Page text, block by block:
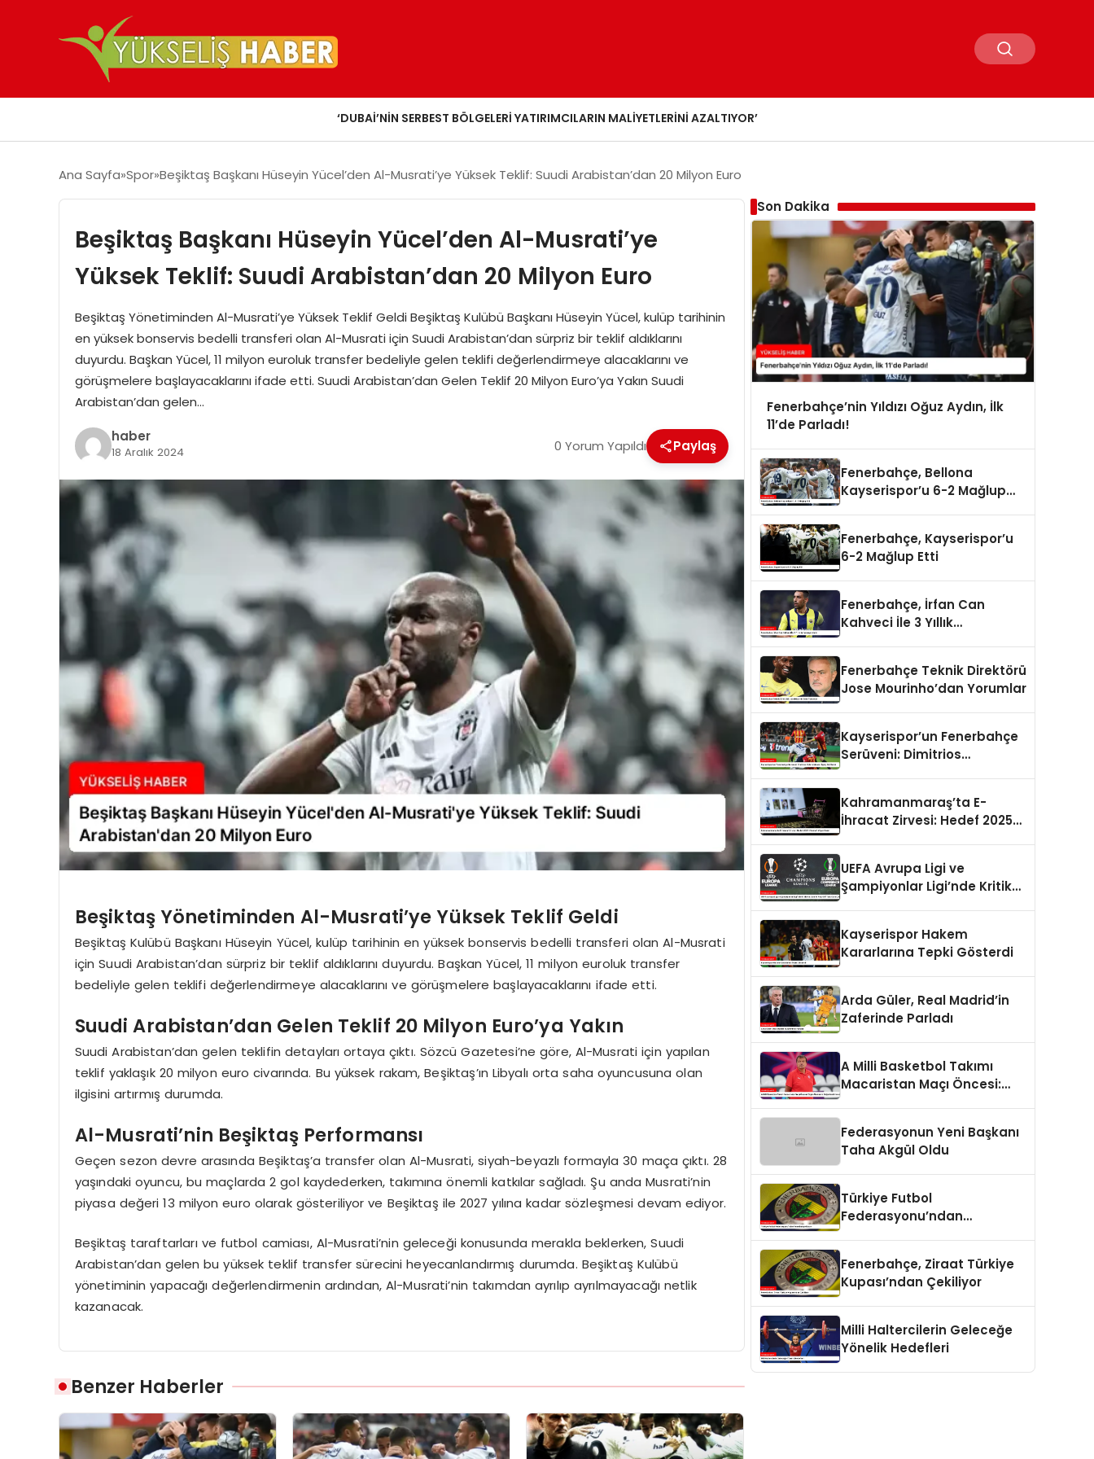
‘DUBAI’NIN SERBEST BÖLGELERI YATIRIMCILARIN MALIYETLERINI AZALTIYOR’
Ana Sayfa Spor Beşiktaş Başkanı Hüseyin Yücel’den Al-Musrati’ye Yüksek Teklif: Suudi Arabistan’dan 20 Milyon Euro
Beşiktaş Başkanı Hüseyin Yücel’den Al-Musrati’ye
Yüksek Teklif: Suudi Arabistan’dan 20 Milyon Euro
Beşiktaş Yönetiminden Al-Musrati’ye Yüksek Teklif Geldi Beşiktaş Kulübü Başkanı Hüseyin Yücel, kulüp tarihinin
en yüksek bonservis bedelli transferi olan Al-Musrati için Suudi Arabistan’dan sürpriz bir teklif aldıklarını
duyurdu. Başkan Yücel, 11 milyon euroluk transfer bedeliyle gelen teklifi değerlendirmeye alacaklarını ve
görüşmelere başlayacaklarını ifade etti. Suudi Arabistan’dan Gelen Teklif 20 Milyon Euro’ya Yakın Suudi
Arabistan’dan gelen…
haber
18 Aralık 2024 0 Yorum Yapıldı Paylaş
Beşiktaş Yönetiminden Al-Musrati’ye Yüksek Teklif Geldi
Beşiktaş Kulübü Başkanı Hüseyin Yücel, kulüp tarihinin en yüksek bonservis bedelli transferi olan Al-Musrati
için Suudi Arabistan’dan sürpriz bir teklif aldıklarını duyurdu. Başkan Yücel, 11 milyon euroluk transfer
bedeliyle gelen teklifi değerlendirmeye alacaklarını ve görüşmelere başlayacaklarını ifade etti.
Suudi Arabistan’dan Gelen Teklif 20 Milyon Euro’ya Yakın
Suudi Arabistan’dan gelen teklifin detayları ortaya çıktı. Sözcü Gazetesi’ne göre, Al-Musrati için yapılan
teklif yaklaşık 20 milyon euro civarında. Bu yüksek rakam, Beşiktaş’ın Libyalı orta saha oyuncusuna olan
ilgisini artırmış durumda.
Al-Musrati’nin Beşiktaş Performansı
Geçen sezon devre arasında Beşiktaş’a transfer olan Al-Musrati, siyah-beyazlı formayla 30 maça çıktı. 28
yaşındaki oyuncu, bu maçlarda 2 gol kaydederken, takımına önemli katkılar sağladı. Şu anda Musrati’nin
piyasa değeri 13 milyon euro olarak gösteriliyor ve Beşiktaş ile 2027 yılına kadar sözleşmesi devam ediyor.
Beşiktaş taraftarları ve futbol camiası, Al-Musrati’nin geleceği konusunda merakla beklerken, Suudi
Arabistan’dan gelen bu yüksek teklif transfer sürecini heyecanlandırmış durumda. Beşiktaş Kulübü
yönetiminin yapacağı değerlendirmenin ardından, Al-Musrati’nin takımdan ayrılıp ayrılmayacağı netlik
kazanacak.
Benzer Haberler
Son Dakika
Fenerbahçe’nin Yıldızı Oğuz Aydın, İlk
11’de Parladı!
Fenerbahçe, Bellona
Kayserispor’u 6-2 Mağlup
Fenerbahçe, Kayserispor’u
6-2 Mağlup Etti
Fenerbahçe, İrfan Can
Kahveci İle 3 Yıllık
Fenerbahçe Teknik Direktörü
Jose Mourinho’dan Yorumlar
Kayserispor’un Fenerbahçe
Serüveni: Dimitrios
Kahramanmaraş’ta E-
İhracat Zirvesi: Hedef 2025
UEFA Avrupa Ligi ve
Şampiyonlar Ligi’nde Kritik
Kayserispor Hakem
Kararlarına Tepki Gösterdi
Arda Güler, Real Madrid’in
Zaferinde Parladı
A Milli Basketbol Takımı
Macaristan Maçı Öncesi:
Federasyonun Yeni Başkanı
Taha Akgül Oldu
Türkiye Futbol
Federasyonu’ndan
Fenerbahçe, Ziraat Türkiye
Kupası’ndan Çekiliyor
Milli Haltercilerin Geleceğe
Yönelik Hedefleri